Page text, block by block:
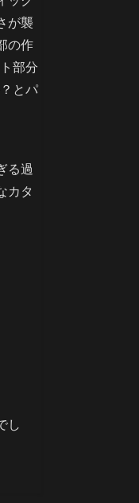
が襲
の作
部分
とパ
る過
カタ
し